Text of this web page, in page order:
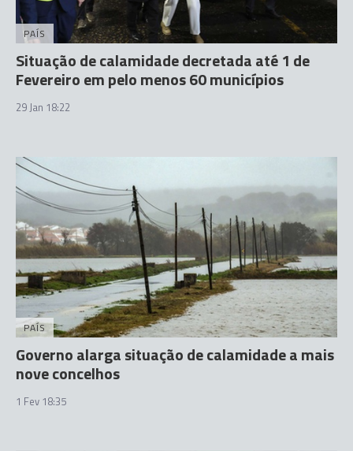
PAÍS
Situação de calamidade decretada até 1 de
Fevereiro em pelo menos 60 municípios
29 Jan 18:22
PAÍS
Governo alarga situação de calamidade a mais
nove concelhos
1 Fev 18:35